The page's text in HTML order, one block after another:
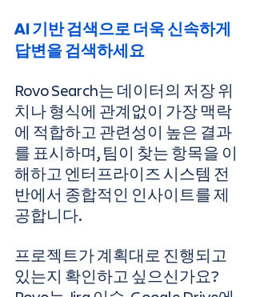
AI 기반 검색으로 더욱 신속하게
답변을 검색하세요
Rovo Search는 데이터의 저장 위
치나 형식에 관계없이 가장 맥락
에 적합하고 관련성이 높은 결과
를 표시하며, 팀이 찾는 항목을 이
해하고 엔터프라이즈 시스템 전
반에서 종합적인 인사이트를 제
공합니다.
프로젝트가 계획대로 진행되고
있는지 확인하고 싶으신가요?